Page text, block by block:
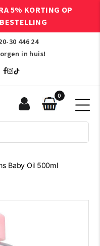
5% KORTING OP
30 446 24
in huis!
0
Baby Oil 500ml